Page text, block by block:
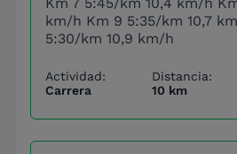
km/h Km 9 5:35/km 10,7
5:30/km 10,9 km/h
Actividad:
Carrera
Distancia:
10 km